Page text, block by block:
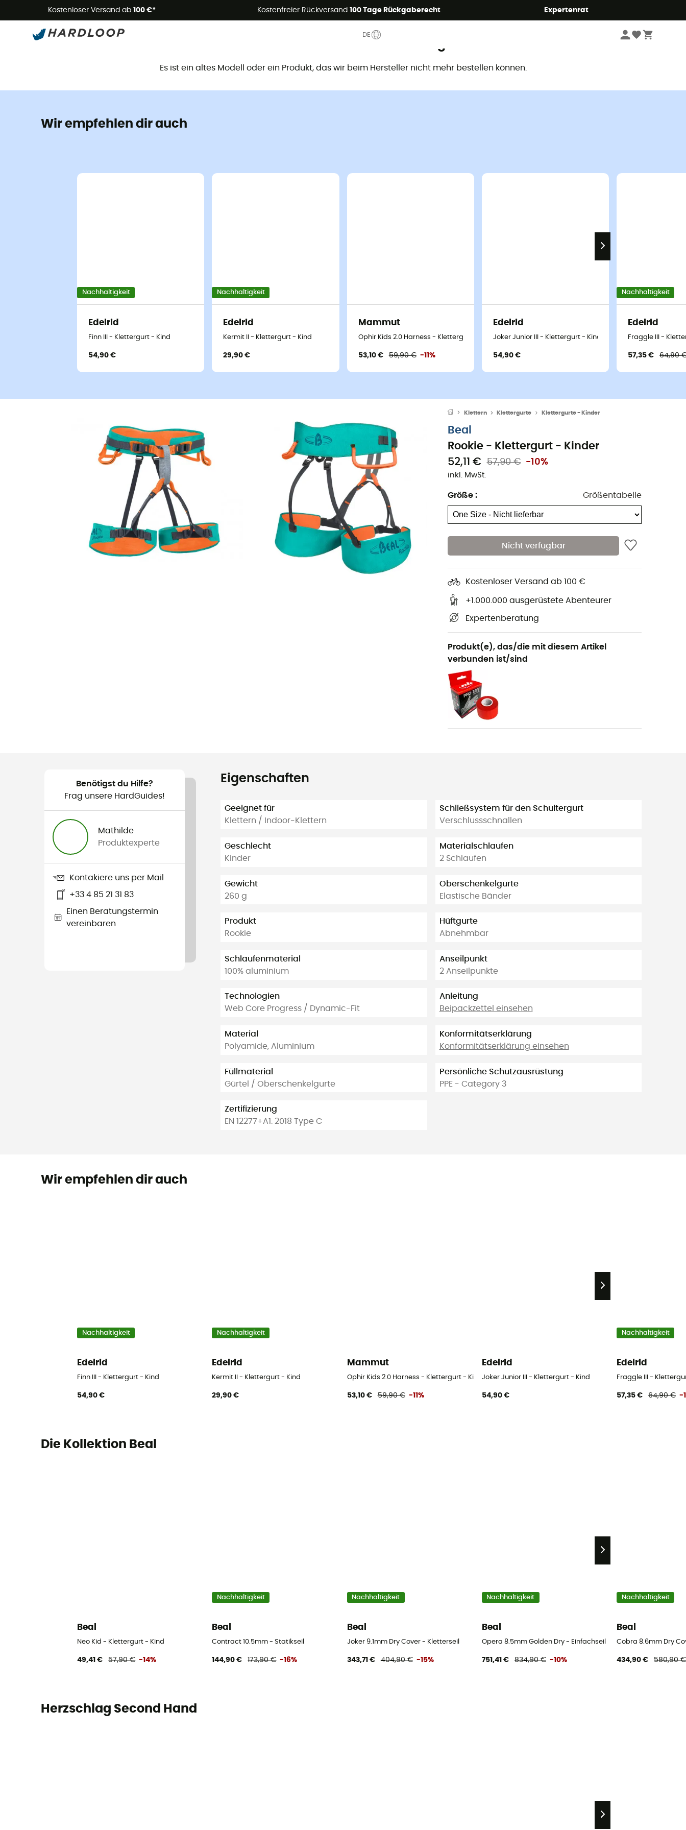
Kostenloser Versand ab 100 €* Kostenfreier Rückversand 100 Tage Rückgaberecht Expertenrat
DE
Sommerangebote🔥 -5% EXTRA ab 2 Produkten* Code Summer5
Es ist ein altes Modell oder ein Produkt, das wir beim Hersteller nicht mehr bestellen können.
Wir empfehlen dir auch
Nachhaltigkeit
Edelrid
Finn III - Klettergurt - Kind
54,90 €
Nachhaltigkeit
Edelrid
Kermit II - Klettergurt - Kind
29,90 €
Mammut
Ophir Kids 2.0 Harness - Klettergurt - Kind
53,10 € 59,90 € -11%
Edelrid
Joker Junior III - Klettergurt - Kind
54,90 €
Nachhaltigkeit
Edelrid
Fraggle III -
57,35 € 64,90
Klettern Klettergurte Klettergurte - Kinder
Beal
Rookie - Klettergurt - Kinder
52,11 €
57,90 € -10%
inkl. MwSt.
Größe : Größentabelle
Nicht verfügbar
Kostenloser Versand ab 100 €
+1.000.000 ausgerüstete Abenteurer
Expertenberatung
Produkt(e), das/die mit diesem Artikel
verbunden ist/sind
Benötigst du Hilfe?
Frag unsere HardGuides!
Mathilde
Produktexperte
Kontakiere uns per Mail
+33 4 85 21 31 83
Einen Beratungstermin
vereinbaren
Eigenschaften
Geeignet für
Klettern / Indoor-Klettern
Geschlecht
Kinder
Gewicht
260 g
Produkt
Rookie
Schlaufenmaterial
100% aluminium
Technologien
Web Core Progress / Dynamic-Fit
Material
Polyamide, Aluminium
Füllmaterial
Gürtel / Oberschenkelgurte
Zertifizierung
EN 12277+A1: 2018 Type C
Schließsystem für den Schultergurt
Verschlussschnallen
Materialschlaufen
2 Schlaufen
Oberschenkelgurte
Elastische Bänder
Hüftgurte
Abnehmbar
Anseilpunkt
2 Anseilpunkte
Anleitung
Beipackzettel einsehen
Konformitätserklärung
Konformitätserklärung einsehen
Persönliche Schutzausrüstung
PPE - Category 3
Wir empfehlen dir auch
Nachhaltigkeit
Edelrid
Finn III - Klettergurt - Kind
54,90 €
Nachhaltigkeit
Edelrid
Kermit II - Klettergurt - Kind
29,90 €
Mammut
Ophir Kids 2.0 Harness - Klettergurt - Kind
53,10 € 59,90 € -11%
Edelrid
Joker Junior III - Klettergurt - Kind
54,90 €
Nachhaltigkeit
Edelrid
Fraggle III -
57,35 € 64,90 € -
Die Kollektion Beal
Beal
Neo Kid - Klettergurt - Kind
49,41 € 57,90 € -14%
Nachhaltigkeit
Beal
Contract 10.5mm - Statikseil
144,90 € 173,90 € -16%
Nachhaltigkeit
Beal
Joker 9.1mm Dry Cover - Kletterseil
343,71 € 404,90 € -15%
Nachhaltigkeit
Beal
Opera 8.5mm Golden Dry - Einfachseil
751,41 € 834,90 € -10%
Nachhaltigkeit
Beal
Cobra 8.6mm Dry
434,90 € 580,90 €
Herzschlag Second Hand